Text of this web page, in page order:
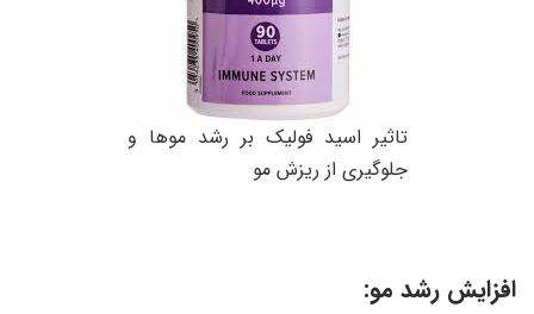
تاثیر اسید فولیک بر رشد موها و
جلوگیری از ریزش مو
افزایش رشد مو: